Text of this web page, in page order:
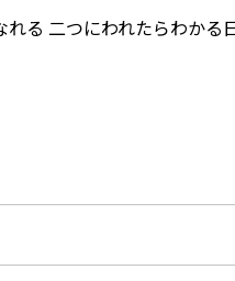
る 二つにわれたらわかる